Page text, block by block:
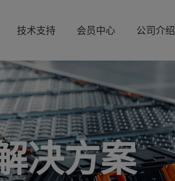
技术支持 会员中心 公司介绍
决方案